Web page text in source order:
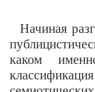
Начиная
каком